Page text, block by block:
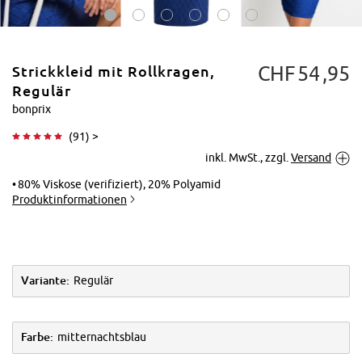
Vergrößern
Strickkleid mit Rollkragen,
Regulär
bonprix
(91) >
CHF54 95
inkl. MwSt., zzgl. Versand
80% Viskose (verifiziert), 20% Polyamid
Produktinformationen
Variante: Regulär
Farbe: mitternachtsblau